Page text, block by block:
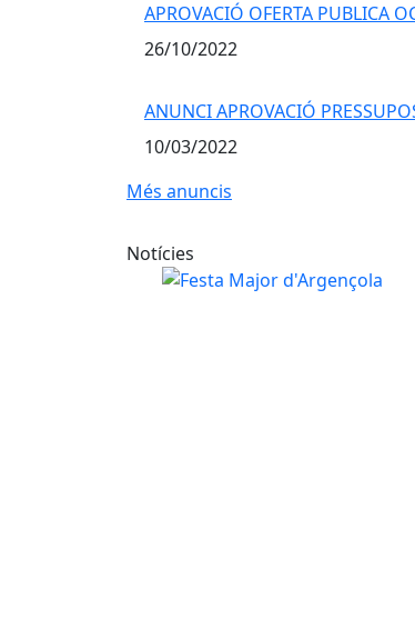
APROVACIÓ OFERTA PUBLICA
26/10/2022
ANUNCI APROVACIÓ
10/03/2022
Més anuncis
Notícies
La Festa Major d'Argençola